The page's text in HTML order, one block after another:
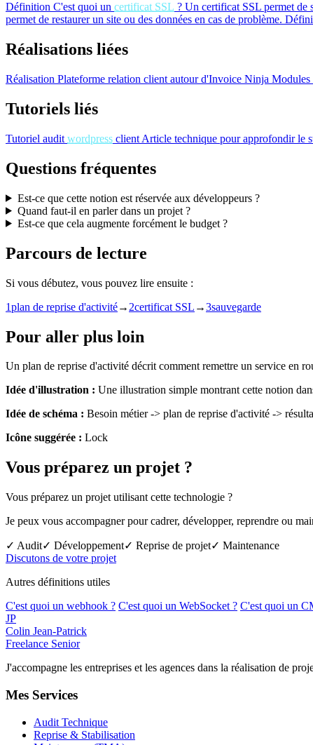
Définition C'est quoi un certificat SSL ? Un certificat SSL permet de
permet de restaurer un site ou des données en cas de problème.
Réalisations liées
Réalisation Plateforme relation client autour d'Invoice Ninja Modules
Tutoriels liés
Tutoriel audit wordpress client Article technique pour approfondir le
Questions fréquentes
Est-ce que cette notion est réservée aux développeurs ?
Quand faut-il en parler dans un projet ?
Est-ce que cela augmente forcément le budget ?
Parcours de lecture
Si vous débutez, vous pouvez lire ensuite :
1plan de reprise d'activité→ 2certificat SSL →3sauvegarde
Pour aller plus loin
Un plan de reprise d'activité décrit comment remettre un service en
Idée d'illustration : Une illustration simple montrant cette notion
Idée de schéma : Besoin métier -> plan de reprise d'activité ->
Icône suggérée : Lock
Vous préparez un projet ?
Vous préparez un projet utilisant cette technologie ?
Je peux vous accompagner pour cadrer, développer, reprendre ou
✓ Audit✓ Développement✓ Reprise de projet✓ Maintenance
Discutons de votre projet
Autres définitions utiles
C'est quoi un webhook ? C'est quoi un WebSocket ? C'est quoi un
JP
Colin Jean-Patrick
Freelance Senior
J'accompagne les entreprises et les agences dans la réalisation de
Mes Services
Audit Technique
Reprise & Stabilisation